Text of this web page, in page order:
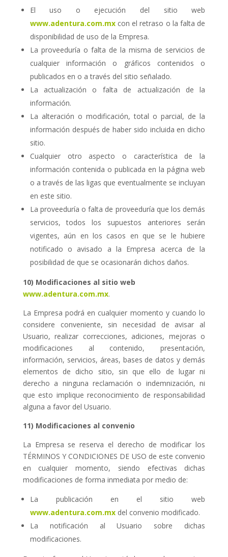
El uso o ejecución del sitio web
www.adentura.com.mxcon el retraso o la falta de
disponibilidad de uso de la Empresa.
La proveeduría o falta de la misma de servicios de
cualquier información o gráficos contenidos o
publicados en o a través del sitio señalado.
La actualización o falta de actualización de la
información.
La alteración o modificación, total o parcial, de la
información después de haber sido incluida en dicho
sitio.
Cualquier otro aspecto o característica de la
información contenida o publicada en la página web
o a través de las ligas que eventualmente se incluyan
en este sitio.
La proveeduría o falta de proveeduría que los demás
servicios, todos los supuestos anteriores serán
vigentes, aún en los casos en que se le hubiere
notificado o avisado a la Empresa acerca de la
posibilidad de que se ocasionarán dichos daños.
10) Modificaciones al sitio web
www.adentura.com.mx.
La Empresa podrá en cualquier momento y cuando lo
considere conveniente, sin necesidad de avisar al
Usuario, realizar correcciones, adiciones, mejoras o
modificaciones al contenido, presentación,
información, servicios, áreas, bases de datos y demás
elementos de dicho sitio, sin que ello de lugar ni
derecho a ninguna reclamación o indemnización, ni
que esto implique reconocimiento de responsabilidad
alguna a favor del Usuario.
11) Modificaciones al convenio
La Empresa se reserva el derecho de modificar los
TÉRMINOS Y CONDICIONES DE USO de este convenio
en cualquier momento, siendo efectivas dichas
modificaciones de forma inmediata por medio de:
La publicación en el sitio web
www.adentura.com.mxdel convenio modificado.
La notificación al Usuario sobre dichas
modificaciones.